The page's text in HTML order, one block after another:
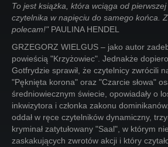
To jest książka, która wciąga od
czytelnika w napięciu do samego końca.
polecam!"PAULINA HENDEL
GRZEGORZ WIELGUS – jako autor
powieścią "Krzyżowiec". Jednakże
Gotfrydzie sprawił, że czytelnicy zwrócili
"Pęknięta korona" oraz "Czarcie słowa"
średniowiecznym świecie, opowiadały o
inkwizytora i członka zakonu
oddał w ręce czytelników dynamiczny,
kryminał zatytułowany "Saal", w którym
zaskakujących zwrotów akcji i który